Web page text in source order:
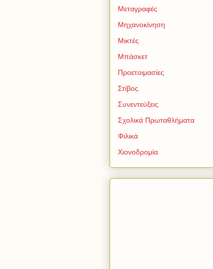
Μεταγραφές
Μηχανοκίνηση
Μικτές
Μπάσκετ
Προετοιμασίες
Στίβος
Συνεντεύξεις
Σχολικά Πρωταθλήματα
Φιλικά
Χιονοδρομία